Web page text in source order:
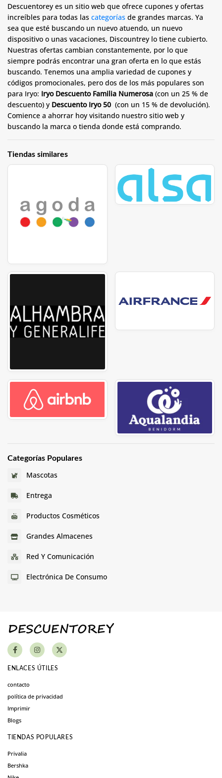
Descuentorey es un sitio web que ofrece cupones y ofertas
increíbles para todas las categorías de grandes marcas. Ya
sea que esté buscando un nuevo atuendo, un nuevo
dispositivo o unas vacaciones, Discountrey lo tiene cubierto.
Nuestras ofertas cambian constantemente, por lo que
siempre podrás encontrar una gran oferta en lo que estás
buscando. Tenemos una amplia variedad de cupones y
códigos promocionales, pero dos de los más populares son
para Iryo: Iryo Descuento Familia Numerosa (con un 25 % de
descuento) y Descuento Iryo 50 (con un 15 % de devolución).
Comience a ahorrar hoy visitando nuestro sitio web y
buscando la marca o tienda donde está comprando.
Tiendas similares
Categorías Populares
Mascotas
Entrega
Productos Cosméticos
Grandes Almacenes
Red Y Comunicación
Electrónica De Consumo
ENLACES ÚTILES
contacto
política de privacidad
Imprimir
Blogs
TIENDAS POPULARES
Privalia
Bershka